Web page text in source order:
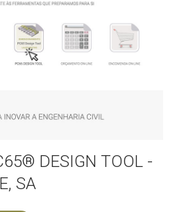
DESIGN TOOL -
SA